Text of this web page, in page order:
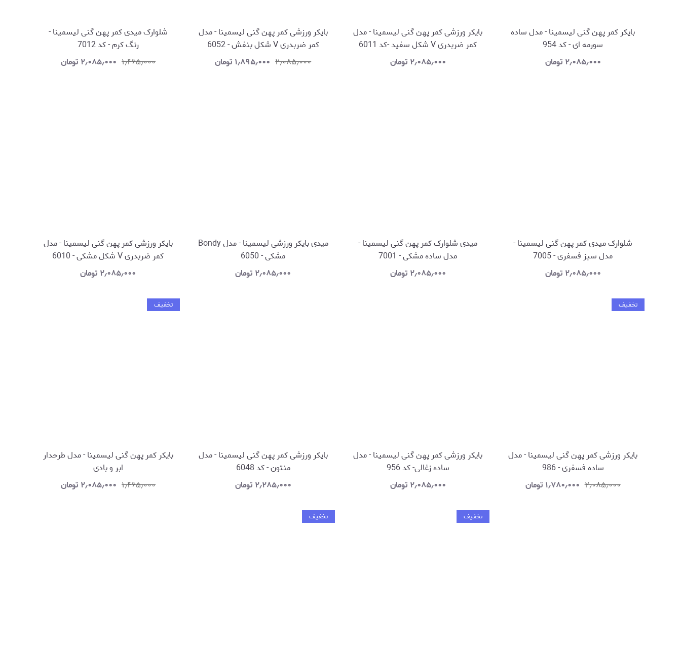
بایکر کمر پهن گنی لیسمینا - مدل ساده
سورمه ای - کد 954
۲٫۰۸۵٫۰۰۰ تومان
بایکر ورزشی کمر پهن گنی لیسمینا - مدل
کمر ضربدری V شکل سفید -کد 6011
۲٫۰۸۵٫۰۰۰ تومان
بایکر ورزشی کمر پهن گنی لیسمینا - مدل
کمر ضربدری V شکل بنفش - 6052
۲٫۰۸۵٫۰۰۰ ۱٫۸۹۵٫۰۰۰ تومان
شلوارک میدی کمر پهن گنی لیسمینا -
رنگ کرم - کد 7012
۱٫۴۶۵٫۰۰۰ ۲٫۰۸۵٫۰۰۰ تومان
شلوارک میدی کمر پهن گنی لیسمینا -
مدل سبز فسفری - 7005
۲٫۰۸۵٫۰۰۰ تومان
میدی شلوارک کمر پهن گنی لیسمینا -
مدل ساده مشکی - 7001
۲٫۰۸۵٫۰۰۰ تومان
میدی بایکر ورزشی لیسمینا - مدل Bondy
مشکی - 6050
۲٫۰۸۵٫۰۰۰ تومان
بایکر ورزشی کمر پهن گنی لیسمینا - مدل
کمر ضربدری V شکل مشکی - 6010
۲٫۰۸۵٫۰۰۰ تومان
تخفیف
بایکر ورزشی کمر پهن گنی لیسمینا - مدل
ساده فسفری - 986
۲٫۰۸۵٫۰۰۰ ۱٫۷۸۰٫۰۰۰ تومان
بایکر ورزشی کمر پهن گنی لیسمینا - مدل
ساده زغالی- کد 956
۲٫۰۸۵٫۰۰۰ تومان
بایکر ورزشی کمر پهن گنی لیسمینا - مدل
منتون - کد 6048
۲٫۲۸۵٫۰۰۰ تومان
تخفیف
بایکر کمر پهن گنی لیسمینا - مدل طرحدار
ابر و بادی
۱٫۴۶۵٫۰۰۰ ۲٫۰۸۵٫۰۰۰ تومان
تخفیف تخفیف